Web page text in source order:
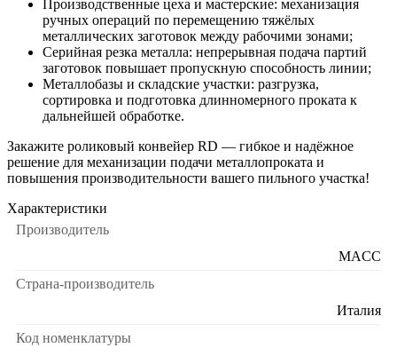
Производственные цеха и мастерские: механизация
ручных операций по перемещению тяжёлых
металлических заготовок между рабочими зонами;
Серийная резка металла: непрерывная подача партий
заготовок повышает пропускную способность линии;
Металлобазы и складские участки: разгрузка,
сортировка и подготовка длинномерного проката к
дальнейшей обработке.
Закажите роликовый конвейер RD — гибкое и надёжное
решение для механизации подачи металлопроката и
повышения производительности вашего пильного участка!
Характеристики
Производитель
MACC
Страна-производитель
Италия
Код номенклатуры